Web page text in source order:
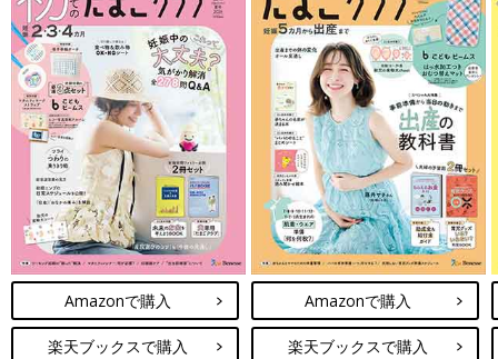
Amazonで購入
楽天ブックスで購入
Amazonで購入
楽天ブックスで購入